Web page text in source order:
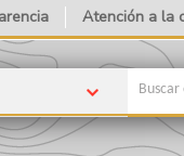
Atención a la